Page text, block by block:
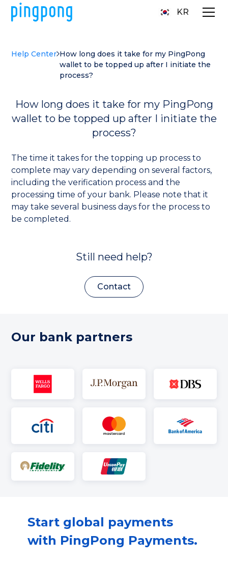
KR
Help Center How long does it take for my PingPong
wallet to be topped up after I initiate the
process?
How long does it take for my PingPong
wallet to be topped up after I initiate the
process?
The time it takes for the topping up process to
complete may vary depending on several factors,
including the verification process and the
processing time of your bank. Please note that it
may take several business days for the process to
be completed.
Still need help?
Contact
Our bank partners
Start global payments
with PingPong Payments.